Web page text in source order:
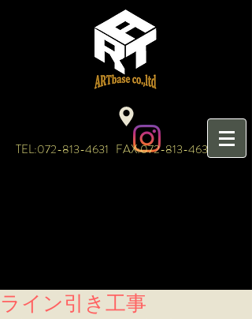
TEL:072-813-4631 FAX:072-813-4632
ライン引き工事